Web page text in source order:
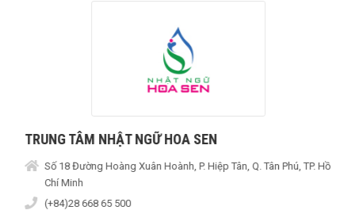
TRUNG TÂM NHẬT NGỮ HOA SEN
Số 18 Đường Hoàng Xuân Hoành, P. Hiệp Tân, Q. Tân Phú, TP. Hồ
Chí Minh
(+84)28 668 65 500